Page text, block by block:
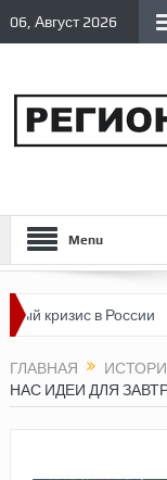
06, Август 2026
Menu
в России
ГЛАВНАЯ
НАС ИДЕИ ДЛЯ